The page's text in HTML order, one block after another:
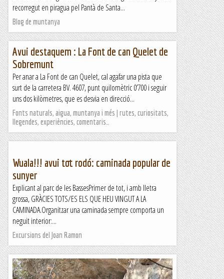
recorregut en piragua pel Pantà de Santa...
Blog de muntanya
Avui destaquem : La Font de can Quelet de
Sobremunt
Per anar a La Font de can Quelet, cal agafar una pista que
surt de la carretera BV. 4607, punt quilomètric 0’700 i seguir
uns dos kilòmetres, que es desvia en direcció...
Fonts naturals, aigua, muntanya i més | rutes, curiositats,
llegendes, experiències, comentaris…
Wuala!!! avui tot rodó: caminada popular de
sunyer
Explicant al parc de les BassesPrimer de tot, i amb lletra
grossa, GRÀCIES TOTS/ES ELS QUE HEU VINGUT A LA
CAMINADA.Organitzar una caminada sempre comporta un
neguit interior:...
Excursions del Joan Ramon